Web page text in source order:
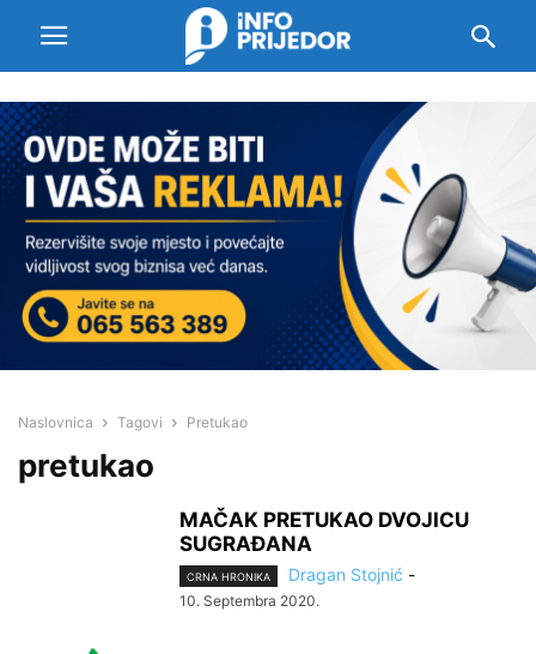
Naslovnica Tagovi Pretukao
pretukao
MAČAK PRETUKAO DVOJICU
SUGRAĐANA
CRNA HRONIKA Dragan Stojnić -
10. Septembra 2020.